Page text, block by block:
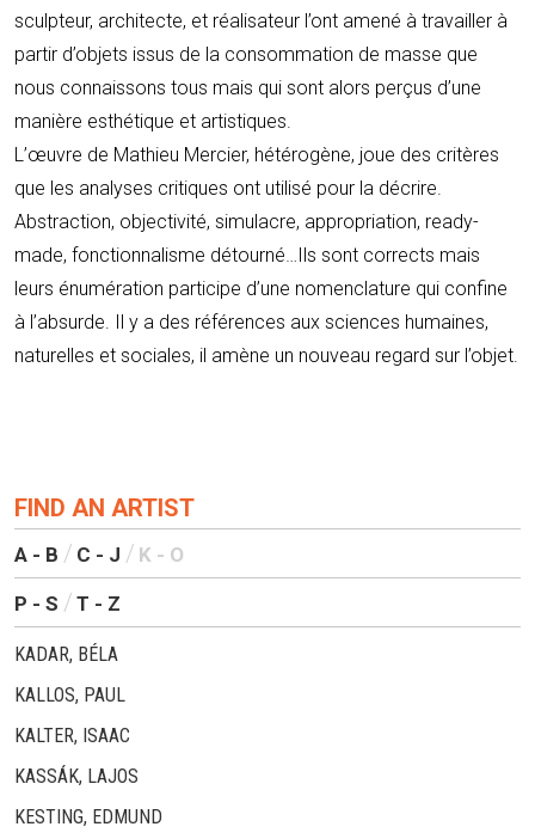
sculpteur, architecte, et réalisateur l’ont amené à travailler à
partir d’objets issus de la consommation de masse que
nous connaissons tous mais qui sont alors perçus d’une
manière esthétique et artistiques.
L’œuvre de Mathieu Mercier, hétérogène, joue des critères
que les analyses critiques ont utilisé pour la décrire.
Abstraction, objectivité, simulacre, appropriation, ready-
made, fonctionnalisme détourné…Ils sont corrects mais
leurs énumération participe d’une nomenclature qui confine
à l’absurde. Il y a des références aux sciences humaines,
naturelles et sociales, il amène un nouveau regard sur l’objet.
FIND AN ARTIST
A - B C - J K - O
P - S T - Z
KADAR, BÉLA
KALLOS, PAUL
KALTER, ISAAC
KASSÁK, LAJOS
KESTING, EDMUND